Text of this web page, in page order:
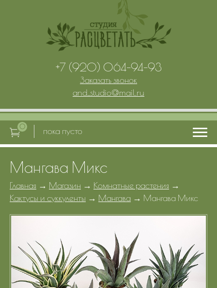
Мангава Микс
Главная → Магазин → Комнатные растения →
Кактусы и суккуленты → Мангава → Мангава Микс
+7 (920) 064-94-93
Заказать звонок
and_studio@mail.ru
0 пока пусто
Главная
Услуги
Портфолио
Цены
Контакты